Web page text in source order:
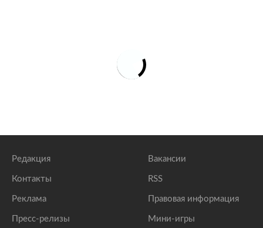
Редакция
Контакты
Реклама
Пресс-релизы
Вакансии
RSS
Правовая информация
Мини-игры